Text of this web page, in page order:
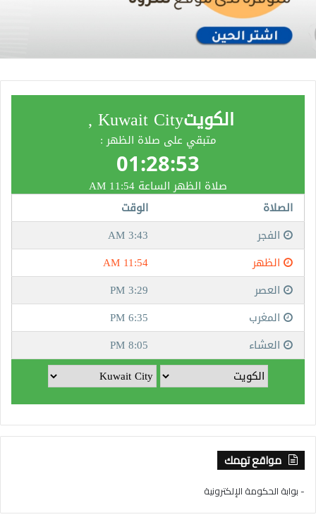
مواقع تهمك
- بوابة الحكومة الإلكترونية